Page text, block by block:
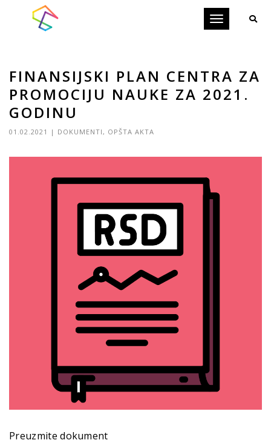
Toggle
FINANSIJSKI PLAN CENTRA ZA
PROMOCIJU NAUKE ZA 2021.
GODINU
01.02.2021 | DOKUMENTI, OPŠTA AKTA
Preuzmite dokument